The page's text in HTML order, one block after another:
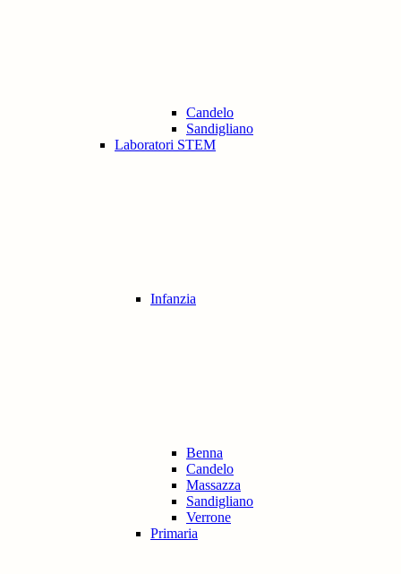
Candelo
Sandigliano
Laboratori STEM
Infanzia
Benna
Candelo
Massazza
Sandigliano
Verrone
Primaria